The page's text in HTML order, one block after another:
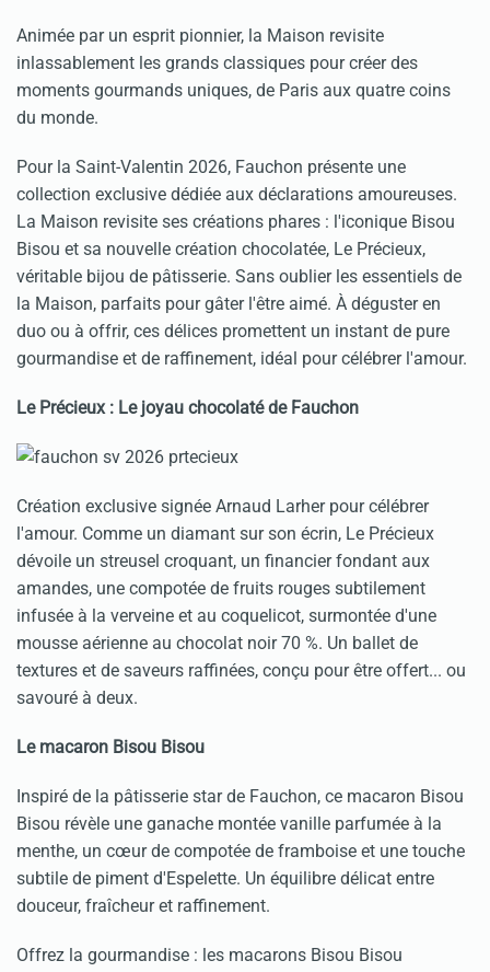
Animée par un esprit pionnier, la Maison revisite
inlassablement les grands classiques pour créer des
moments gourmands uniques, de Paris aux quatre coins
du monde.
Pour la Saint-Valentin 2026, Fauchon présente une
collection exclusive dédiée aux déclarations amoureuses.
La Maison revisite ses créations phares : l'iconique Bisou
Bisou et sa nouvelle création chocolatée, Le Précieux,
véritable bijou de pâtisserie. Sans oublier les essentiels de
la Maison, parfaits pour gâter l'être aimé. À déguster en
duo ou à offrir, ces délices promettent un instant de pure
gourmandise et de raffinement, idéal pour célébrer l'amour.
Le Précieux : Le joyau chocolaté de Fauchon
Création exclusive signée Arnaud Larher pour célébrer
l'amour. Comme un diamant sur son écrin, Le Précieux
dévoile un streusel croquant, un financier fondant aux
amandes, une compotée de fruits rouges subtilement
infusée à la verveine et au coquelicot, surmontée d'une
mousse aérienne au chocolat noir 70 %. Un ballet de
textures et de saveurs raffinées, conçu pour être offert... ou
savouré à deux.
Le macaron Bisou Bisou
Inspiré de la pâtisserie star de Fauchon, ce macaron Bisou
Bisou révèle une ganache montée vanille parfumée à la
menthe, un cœur de compotée de framboise et une touche
subtile de piment d'Espelette. Un équilibre délicat entre
douceur, fraîcheur et raffinement.
Offrez la gourmandise : les macarons Bisou Bisou